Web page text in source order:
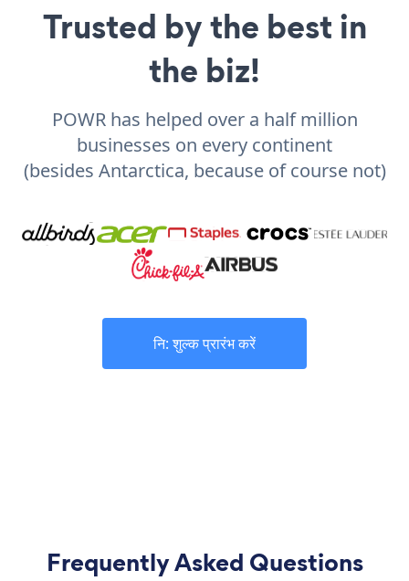
Trusted by the best in
the biz!
POWR has helped over a half million
businesses on every continent
(besides Antarctica, because of course not)
नि: शुल्क प्रारंभ करें
Frequently Asked Questions